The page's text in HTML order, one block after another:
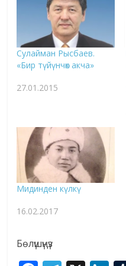
Сулайман Рысбаев.
«Бир түйүнчөк акча»
27.01.2015
Мидинден күлкү
16.02.2017
Бөлүшүңүз